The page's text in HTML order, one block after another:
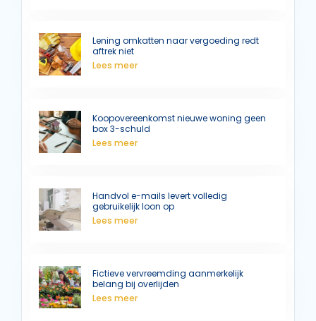
Lening omkatten naar vergoeding redt
aftrek niet
Lees meer
Koopovereenkomst nieuwe woning geen
box 3-schuld
Lees meer
Handvol e-mails levert volledig
gebruikelijk loon op
Lees meer
Fictieve vervreemding aanmerkelijk
belang bij overlijden
Lees meer